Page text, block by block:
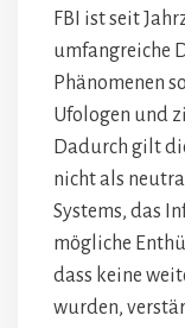
FBI ist seit
umfangreiche
Phänomenen
Ufologen und
Dadurch gilt
nicht als
Systems, das
mögliche
dass keine
wurden,